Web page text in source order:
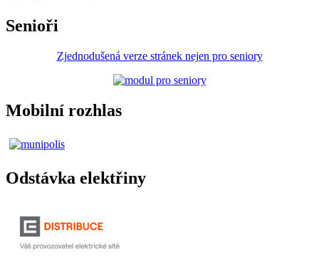
Senioři
Zjednodušená verze stránek nejen pro seniory
Mobilní rozhlas
Odstávka elektřiny